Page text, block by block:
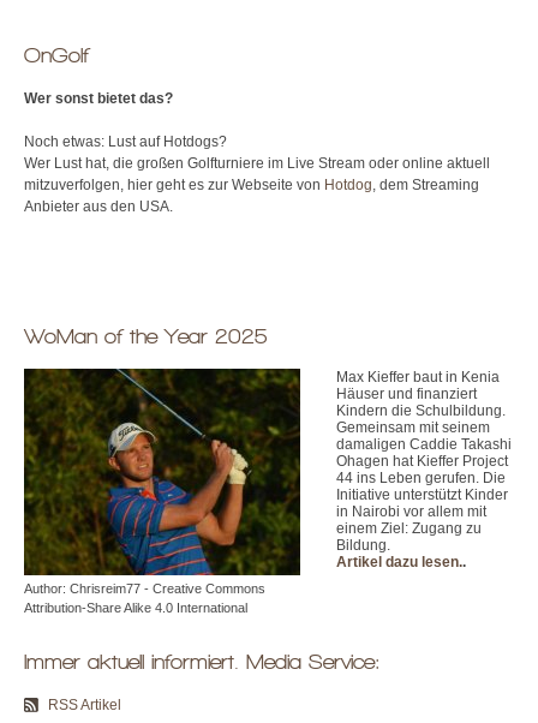
OnGolf
Wer sonst bietet das?
Noch etwas: Lust auf Hotdogs?
Wer Lust hat, die großen Golfturniere im Live Stream oder online aktuell
mitzuverfolgen, hier geht es zur Webseite von Hotdog , dem Streaming
Anbieter aus den USA.
WoMan of the Year 2025
Author: Chrisreim77 - Creative Commons
Attribution-Share Alike 4.0 International
Max Kieffer baut in Kenia
Häuser und finanziert
Kindern die Schulbildung.
Gemeinsam mit seinem
damaligen Caddie Takashi
Ohagen hat Kieffer Project
44 ins Leben gerufen. Die
Initiative unterstützt Kinder
in Nairobi vor allem mit
einem Ziel: Zugang zu
Bildung.
Artikel dazu lesen..
Immer aktuell informiert. Media Service:
RSS Artikel